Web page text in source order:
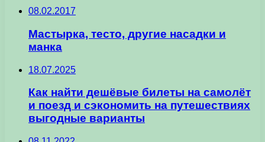
08.02.2017
Мастырка, тесто, другие насадки и
манка
18.07.2025
Как найти дешёвые билеты на самолёт
и поезд и сэкономить на путешествиях
выгодные варианты